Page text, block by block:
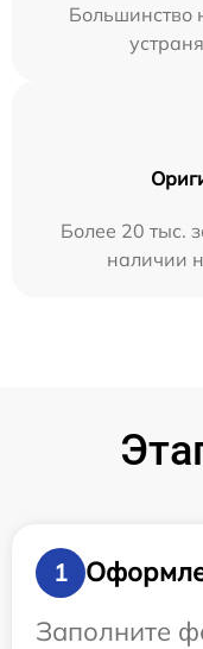
Большинство
Более 20 тыс.
наличии
1
Заполните